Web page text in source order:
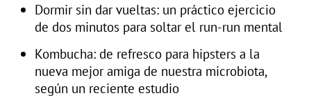
Dormir sin dar vueltas: un práctico ejercicio
de dos minutos para soltar el run-run mental
Kombucha: de refresco para hipsters a la
nueva mejor amiga de nuestra microbiota,
según un reciente estudio